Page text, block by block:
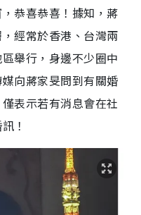
恭喜恭喜！據知，蔣
經常於香港、台灣兩
舉行，身邊不少圈中
向蔣家旻問到有關婚
表示若有消息會在社
！